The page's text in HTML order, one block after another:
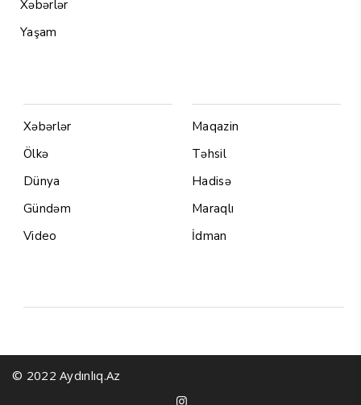
Xəbərlər
Yaşam
Xəbərlər
Ölkə
Dünya
Gündəm
Video
Maqazin
Təhsil
Hadisə
Maraqlı
İdman
© 2022 Aydınlıq.Az